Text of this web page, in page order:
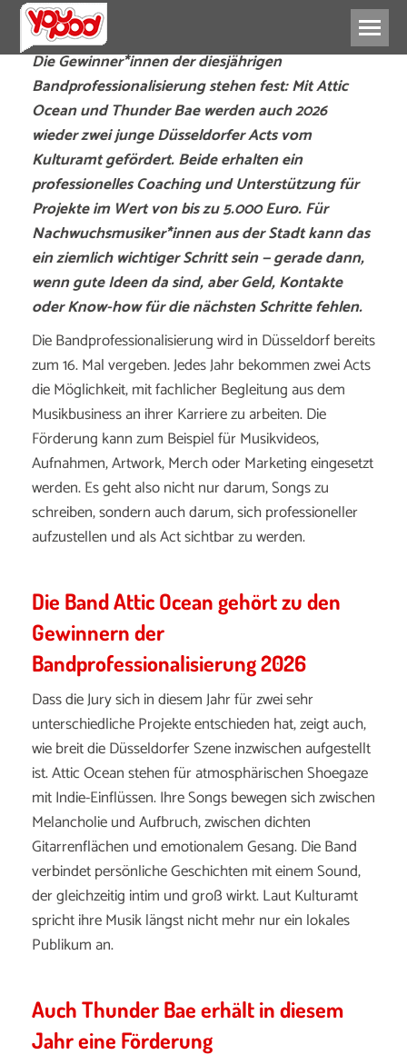
DieGewinner*innenderdiesjährigen
Bandprofessionalisierungstehenfest:MitAttic
OceanundThunderBae werdenauch2026
wiederzweijungeDüsseldorferActsvom
Kulturamtgefördert.Beideerhaltenein
professionellesCoachingundUnterstützungfür
Projekteim Wertvonbiszu5.000Euro.Für
Nachwuchsmusiker*innenausderStadtkanndas
einziemlichwichtigerSchrittsein —geradedann,
wennguteIdeendasind,aberGeld,Kontakte
oderKnow-howfürdienächstenSchrittefehlen.
DieBandprofessionalisierungwird in Düsseldorfbereits
zum16.Malvergeben.JedesJahrbekommenzweiActs
dieMöglichkeit,mitfachlicherBegleitung ausdem
Musikbusinessan ihrerKarrierezu arbeiten.Die
Förderung kannzum BeispielfürMusikvideos,
Aufnahmen,Artwork,MerchoderMarketingeingesetzt
werden.Esgehtalsonichtnurdarum,Songszu
schreiben,sondern auchdarum,sichprofessioneller
aufzustellen und alsActsichtbarzuwerden.
Die Band Attic Ocean gehört zu den
Gewinnern der
Bandprofessionalisierung 2026
DassdieJurysichindiesemJahrfürzweisehr
unterschiedlicheProjekteentschieden hat,zeigtauch,
wiebreitdieDüsseldorferSzeneinzwischen aufgestellt
ist.AtticOceanstehenfüratmosphärischenShoegaze
mitIndie-Einflüssen.IhreSongsbewegensichzwischen
MelancholieundAufbruch,zwischendichten
Gitarrenflächen undemotionalemGesang.DieBand
verbindetpersönlicheGeschichten miteinemSound,
dergleichzeitig intim undgroßwirkt.LautKulturamt
sprichtihreMusiklängstnichtmehrnurein lokales
Publikum an.
Auch Thunder Bae erhält in diesem
Jahr eine Förderung